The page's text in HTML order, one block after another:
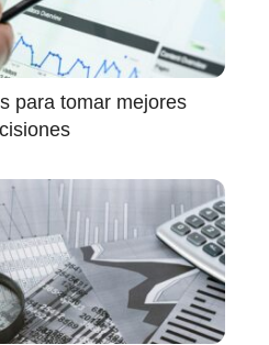
para tomar mejores